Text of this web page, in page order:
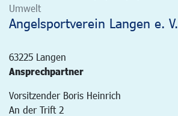
Umwelt
Angelsportverein Langen e. V.
63225 Langen
Ansprechpartner
Vorsitzender Boris Heinrich
An der Trift 2